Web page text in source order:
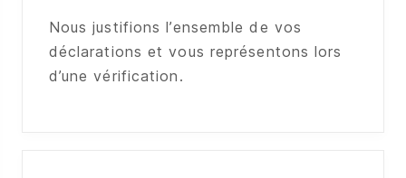
Nous justifions l’ensemble de vos
déclarations et vous représentons lors
d’une vérification.